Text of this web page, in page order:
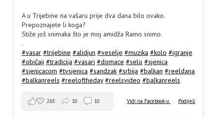
A u Trijebine na vašaru prije dva dana bilo ovako.
Prepoznajete li koga?
Stiže još snimaka što je moj amidža Ramo snimo.
.
#vasar #trijebine #alidjun #veselje #muzika #kolo #igranje
#običaji #tradicija #vasari #domace #selo #sjenica
#sjenicacom #tvsjenica #sandzak #srbija #balkan #reeldana
#balkanreels #reeloftheday #reelsvideo #balkanreels
Vidi na Facebook-u · Podijeli
265 10 10